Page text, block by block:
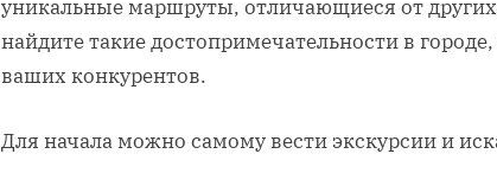
уникальные маршруты, отличающиеся от
найдите такие достопримечательности в
ваших конкурентов.
Для начала можно самому вести экскурсии и